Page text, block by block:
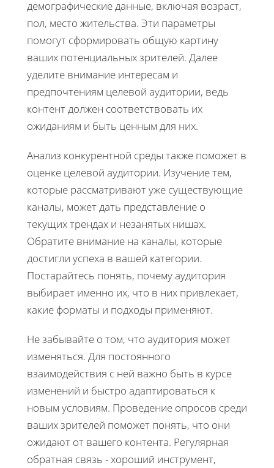
демографические данные, включая возраст,
пол, место жительства. Эти параметры
помогут сформировать общую картину
ваших потенциальных зрителей. Далее
уделите внимание интересам и
предпочтениям целевой аудитории, ведь
контент должен соответствовать их
ожиданиям и быть ценным для них.
Анализ конкурентной среды также поможет в
оценке целевой аудитории. Изучение тем,
которые рассматривают уже существующие
каналы, может дать представление о
текущих трендах и незанятых нишах.
Обратите внимание на каналы, которые
достигли успеха в вашей категории.
Постарайтесь понять, почему аудитория
выбирает именно их, что в них привлекает,
какие форматы и подходы применяют.
Не забывайте о том, что аудитория может
изменяться. Для постоянного
взаимодействия с ней важно быть в курсе
изменений и быстро адаптироваться к
новым условиям. Проведение опросов среди
ваших зрителей поможет понять, что они
ожидают от вашего контента. Регулярная
обратная связь - хороший инструмент,